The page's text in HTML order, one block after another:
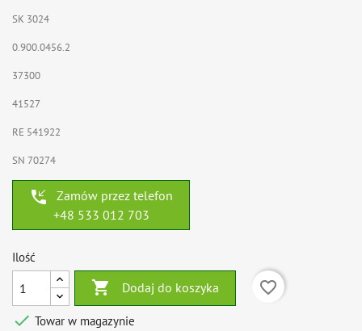
SK 3024
0.900.0456.2
37300
41527
RE 541922
SN 70274
phone_callback
Zamów przez telefon
+48 533 012 703
Ilość
 Dodaj do koszyka
favorite_border
 Towar w magazynie